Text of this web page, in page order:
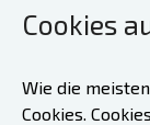
Cookies
Wie die
Cookies.